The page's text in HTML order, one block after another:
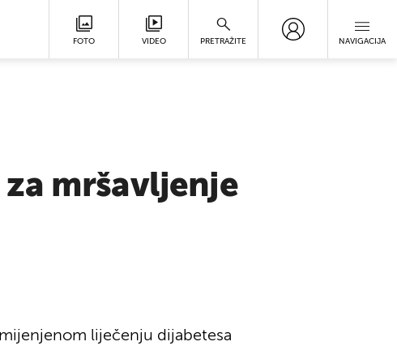
FOTO VIDEO PRETRAŽITE NAVIGACIJA
mršavljenje
liječenju dijabetesa